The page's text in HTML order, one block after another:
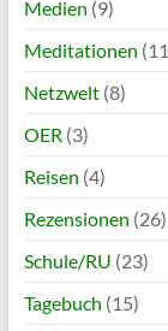
Medien (9)
Meditationen
Netzwelt(8)
OER (3)
Reisen (4)
Rezensionen (26)
Schule/RU (23)
Tagebuch (15)